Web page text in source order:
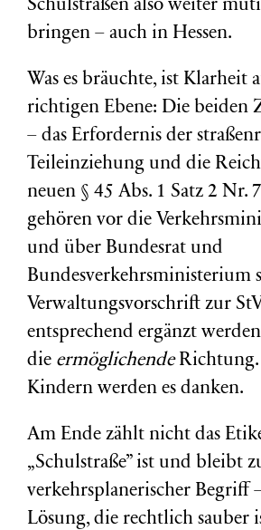
Schulstraßen also weiter
bringen – auch in Hessen.
Was es bräuchte, ist Klarheit
richtigen Ebene: Die beiden
– das Erfordernis der
Teileinziehung und die
neuen § 45 Abs. 1 Satz 2 Nr.
gehören vor die
und über Bundesrat und
Bundesverkehrsministerium
Verwaltungsvorschrift zur
entsprechend ergänzt
die ermöglichendeRichtung.
Kindern werden es danken.
Am Ende zählt nicht das
„Schulstraße” ist und bleibt
verkehrsplanerischer Begriff
Lösung, die rechtlich sauber